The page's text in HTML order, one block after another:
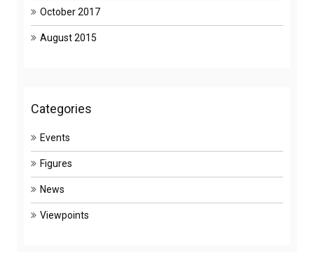
October 2017
August 2015
Categories
Events
Figures
News
Viewpoints